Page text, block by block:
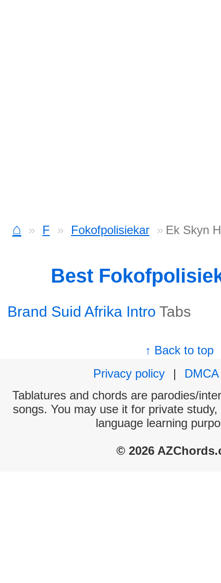
⌂ F Fokofpolisiekar Ek Skyn
Best
Brand Suid Afrika Intro Tabs
↑ Back to top
Privacy policy
|
DMCA
Tablatures and chords are parodies/
songs. You may use it for private
language learning
© 2026